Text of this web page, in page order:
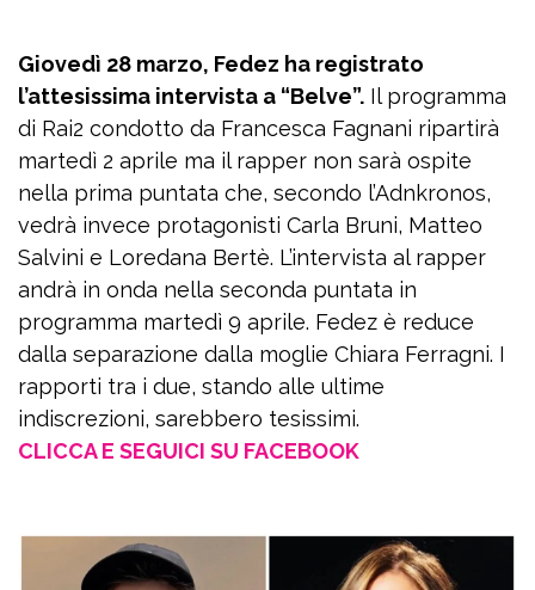
Giovedì 28 marzo, Fedez ha registrato
l’attesissima intervista a “Belve”. Il programma
di Rai2 condotto da Francesca Fagnani ripartirà
martedì 2 aprile ma il rapper non sarà ospite
nella prima puntata che, secondo l’Adnkronos,
vedrà invece protagonisti Carla Bruni, Matteo
Salvini e Loredana Bertè. L’intervista al rapper
andrà in onda nella seconda puntata in
programma martedì 9 aprile. Fedez è reduce
dalla separazione dalla moglie Chiara Ferragni. I
rapporti tra i due, stando alle ultime
indiscrezioni, sarebbero tesissimi.
CLICCA E SEGUICI SU FACEBOOK